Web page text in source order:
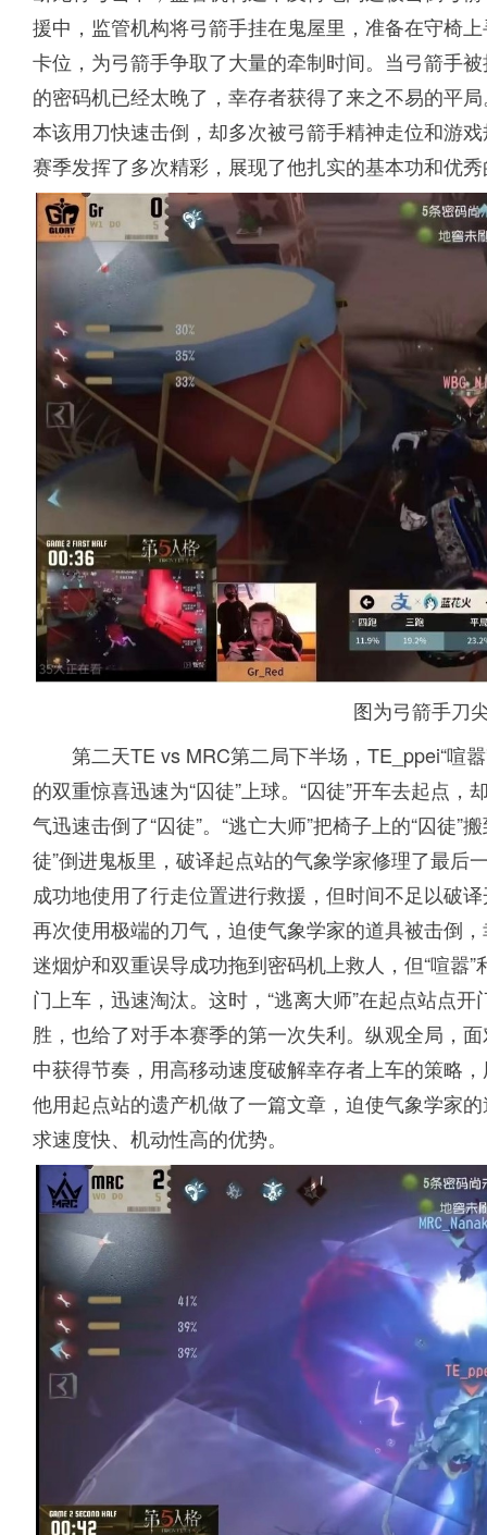
援中，监管机构将弓箭手挂在鬼屋里，准备在守椅
卡位，为弓箭手争取了大量的牵制时间。当弓箭手
的密码机已经太晚了，幸存者获得了来之不易的平
本该用刀快速击倒，却多次被弓箭手精神走位和游
赛季发挥了多次精彩，展现了他扎实的基本功和优
图为弓箭手刀
第二天TE vs MRC第二局下半场，TE_ppei“喧
的双重惊喜迅速为“囚徒”上球。“囚徒”开车去起点，
气迅速击倒了“囚徒”。“逃亡大师”把椅子上的“囚徒
徒”倒进鬼板里，破译起点站的气象学家修理了最
成功地使用了行走位置进行救援，但时间不足以破
再次使用极端的刀气，迫使气象学家的道具被击倒
迷烟炉和双重误导成功拖到密码机上救人，但“喧嚣
门上车，迅速淘汰。这时，“逃离大师”在起点站点
胜，也给了对手本赛季的第一次失利。纵观全局，
中获得节奏，用高移动速度破解幸存者上车的策略
他用起点站的遗产机做了一篇文章，迫使气象学家
求速度快、机动性高的优势。